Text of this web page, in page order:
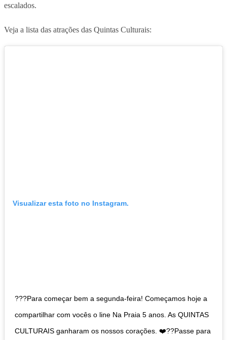
escalados.
Veja a lista das atrações das Quintas Culturais:
Visualizar esta foto no Instagram.
???Para começar bem a segunda-feira! Começamos hoje a
compartilhar com vocês o line Na Praia 5 anos. As QUINTAS
CULTURAIS ganharam os nossos corações. ❤️??Passe para